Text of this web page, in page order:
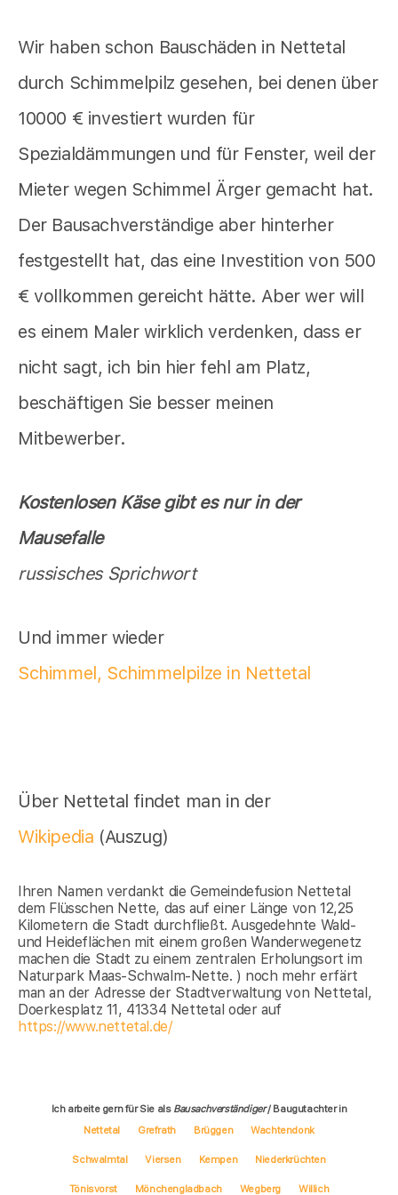
Wir haben schon Bauschäden in Nettetal
durch Schimmelpilz gesehen, bei denen über
10000 € investiert wurden für
Spezialdämmungen und für Fenster, weil der
Mieter wegen Schimmel Ärger gemacht hat.
Der Bausachverständige aber hinterher
festgestellt hat, das eine Investition von 500
€ vollkommen gereicht hätte. Aber wer will
es einem Maler wirklich verdenken, dass er
nicht sagt, ich bin hier fehl am Platz,
beschäftigen Sie besser meinen
Mitbewerber.
Kostenlosen Käse gibt es nur in der
Mausefalle
russisches Sprichwort
Und immer wieder
Schimmel, Schimmelpilze in Nettetal
Über Nettetal findet man in der
Wikipedia (Auszug)
Ihren Namen verdankt die Gemeindefusion Nettetal
dem Flüsschen Nette, das auf einer Länge von 12,25
Kilometern die Stadt durchfließt. Ausgedehnte Wald-
und Heideflächen mit einem großen Wanderwegenetz
machen die Stadt zu einem zentralen Erholungsort im
Naturpark Maas-Schwalm-Nette. ) noch mehr erfärt
man an der Adresse der Stadtverwaltung von Nettetal,
Doerkesplatz 11, 41334 Nettetal oder auf
https://www.nettetal.de/
Ich arbeite gern für Sie als Bausachverständiger/ Baugutachter in
Nettetal
Grefrath Brüggen Wachtendonk
Schwalmtal Viersen Kempen Niederkrüchten
Tönisvorst Mönchengladbach Wegberg Willich